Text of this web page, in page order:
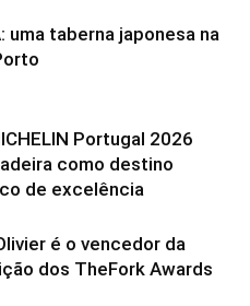
uma taberna japonesa na
Portugal 2026
como destino
de excelência
é o vencedor da
dos TheFork Awards